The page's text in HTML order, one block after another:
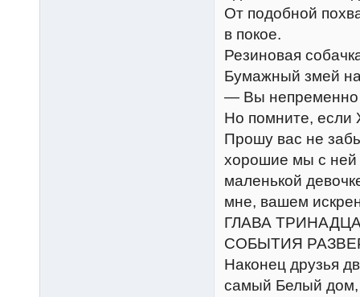
От подобной
в покое.
Резиновая
Бумажный змей
— Вы непременно
Но помните, если
Прошу вас не
хорошие мы с ней
маленькой
мне, вашем
ГЛАВА
СОБЫТИЯ
Наконец друзья
самый Белый дом,